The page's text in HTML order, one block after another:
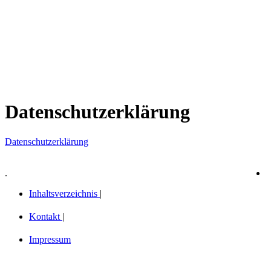
Datenschutzerklärung
Datenschutzerklärung
.
Inhaltsverzeichnis |
Kontakt |
Impressum